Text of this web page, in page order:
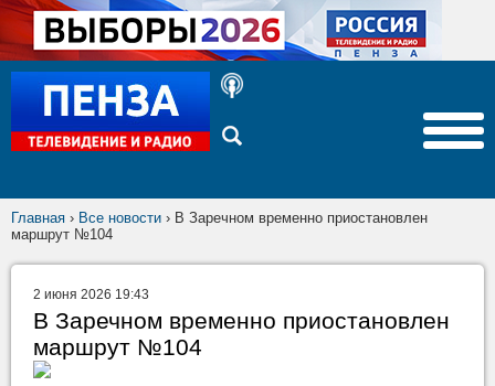
Главная › Все новости › В Заречном временно приостановлен
маршрут №104
2 июня 2026 19:43
В Заречном временно приостановлен
маршрут №104